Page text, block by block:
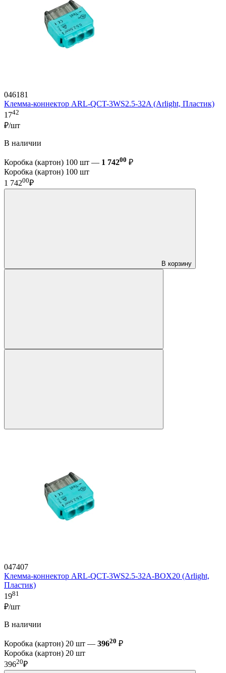
046181
Клемма-коннектор ARL-QCT-3WS2.5-32A (Arlight, Пластик)
1742
₽/шт
В наличии
Коробка (картон) 100 шт — 1 74200 ₽
Коробка (картон) 100 шт
1 74200₽
В корзину
047407
Клемма-коннектор ARL-QCT-3WS2.5-32A-BOX20 (Arlight,
Пластик)
1981
₽/шт
В наличии
Коробка (картон) 20 шт — 39620 ₽
Коробка (картон) 20 шт
39620₽